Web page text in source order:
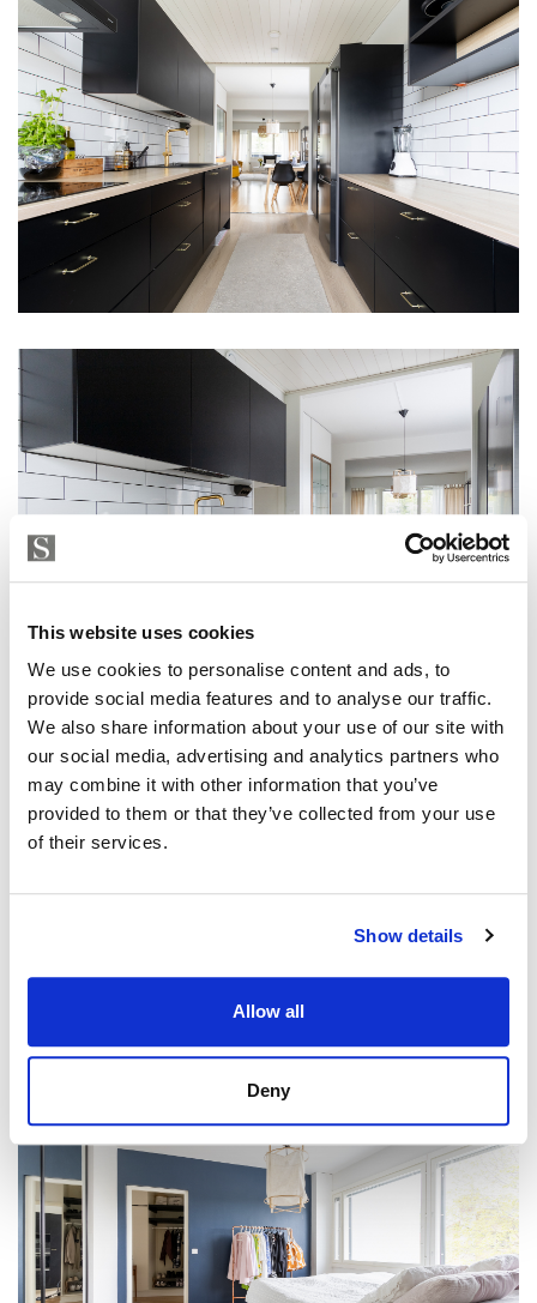
This website uses cookies
We use cookies to personalise content and ads, to
provide social media features and to analyse our traffic.
We also share information about your use of our site with
our social media, advertising and analytics partners who
may combine it with other information that you’ve
provided to them or that they’ve collected from your use
of their services.
Show details
Allow all
Deny